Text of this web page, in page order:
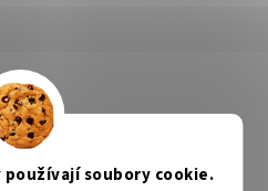
soubory cookie.
Dokáže pojmout až
také s ničenímplatebních karet